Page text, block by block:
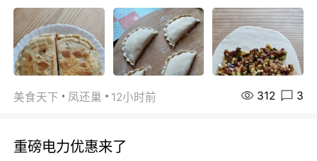
美食天下 凤还巢 12小时前 312 3
重磅电力优惠来了